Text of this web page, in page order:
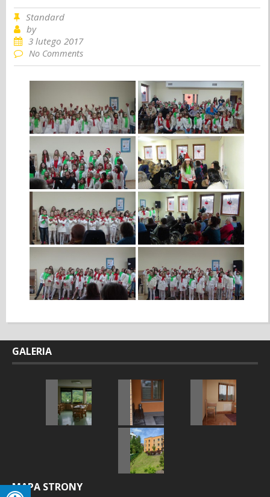
Standard
by
3 lutego 2017
No Comments
GALERIA
MAPA STRONY